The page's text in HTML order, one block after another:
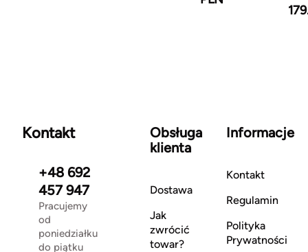
Kontakt
+48 692
457 947
Pracujemy
od
poniedziałku
do piątku
Obsługa
klienta
Dostawa
Jak
zwrócić
towar?
Informacje
Kontakt
Regulamin
Polityka
Prywatności